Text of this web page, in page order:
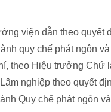
viện dẫn theo quyết
quy chế phát ngôn
theo Hiệu trưởng Chứ
nghiệp theo quyết
Quy chế phát ngôn